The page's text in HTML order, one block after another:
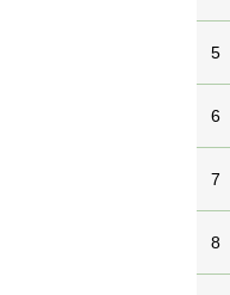
5
6
7
8